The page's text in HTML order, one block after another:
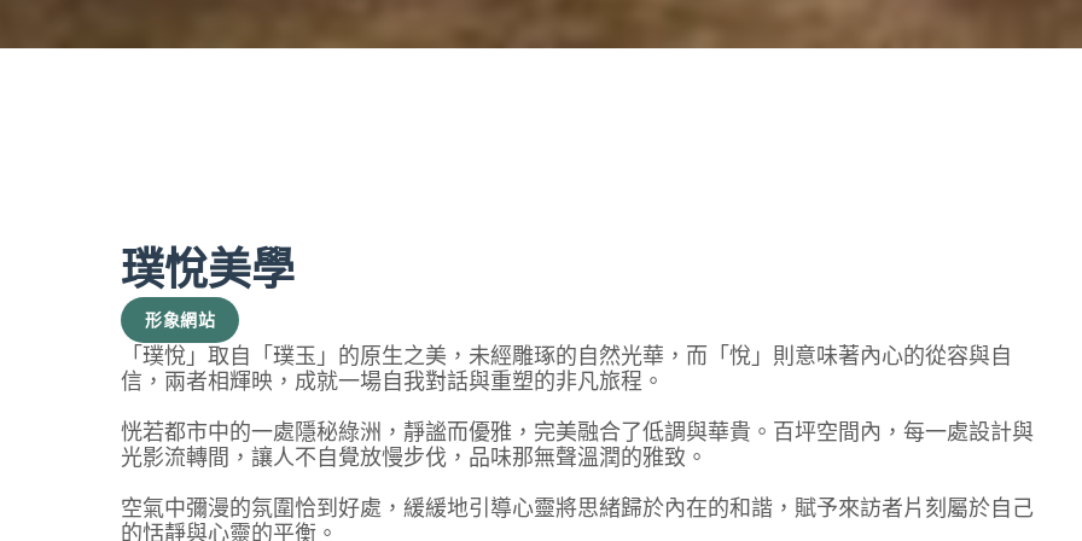
璞悅美學
形象網站
「璞悅」取自「璞玉」的原生之美，未經雕琢的自然光華，而「悅」則意味著內心的從容與自
信，兩者相輝映，成就一場自我對話與重塑的非凡旅程。
恍若都市中的一處隱秘綠洲，靜謐而優雅，完美融合了低調與華貴。百坪空間內，每一處設計與
光影流轉間，讓人不自覺放慢步伐，品味那無聲溫潤的雅致。
空氣中彌漫的氛圍恰到好處，緩緩地引導心靈將思緒歸於內在的和諧，賦予來訪者片刻屬於自己
的恬靜與心靈的平衡。